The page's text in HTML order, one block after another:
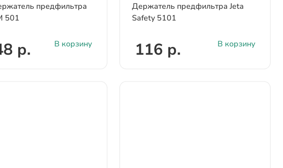
предфильтра
501
р. В корзину
Держатель предфильтра Jeta
Safety 5101
116 р. В корзину